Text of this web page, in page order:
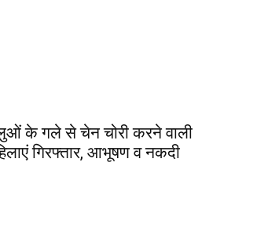
के गले से चेन चोरी करने वाली
गिरफ्तार, आभूषण व नकदी